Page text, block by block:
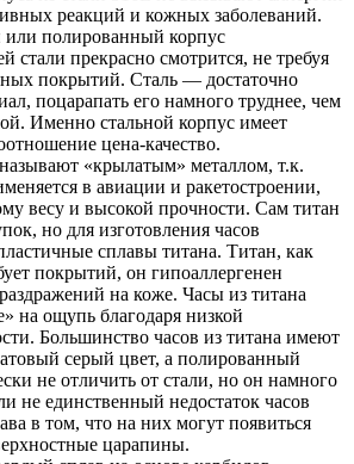
реакций и кожных заболеваний.
полированный корпус
стали прекрасно смотрится, не требуя
покрытий. Сталь — достаточно
поцарапать его намного труднее, чем
Именно стальной корпус имеет
цена-качество.
«крылатым» металлом, т.к.
в авиации и ракетостроении,
весу и высокой прочности. Сам титан
но для изготовления часов
сплавы титана. Титан, как
покрытий, он гипоаллергенен
на коже. Часы из титана
на ощупь благодаря низкой
Большинство часов из титана имеют
серый цвет, а полированный
не отличить от стали, но он намного
не единственный недостаток часов
в том, что на них могут появиться
царапины.